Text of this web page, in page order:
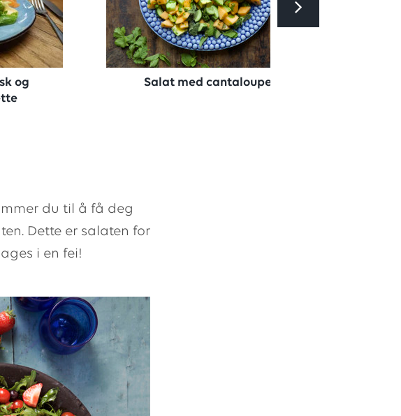
og
Salat med cantaloupe
du til å få deg
Dette er salaten for
i en fei!